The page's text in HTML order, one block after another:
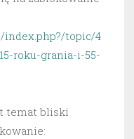
index.php?/topic/4
roku-grania-i-55-
temat bliski